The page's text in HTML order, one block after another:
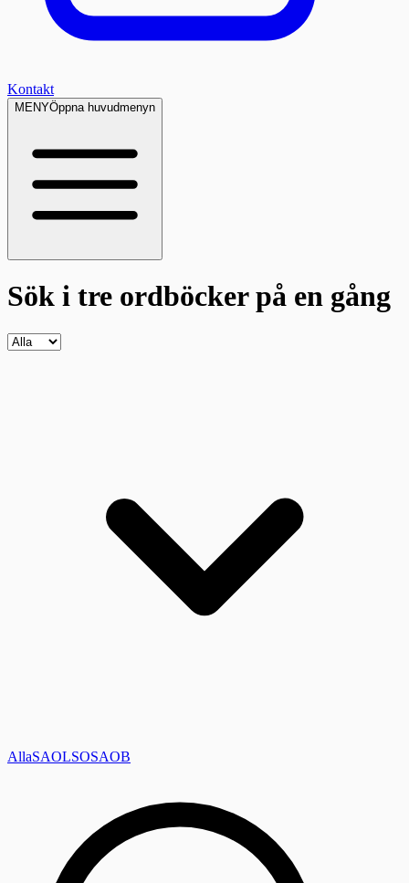
Kontakt
MENYÖppna huvudmenyn
Sök i tre ordböckerpå en gång
AllaSAOLSOSAOB